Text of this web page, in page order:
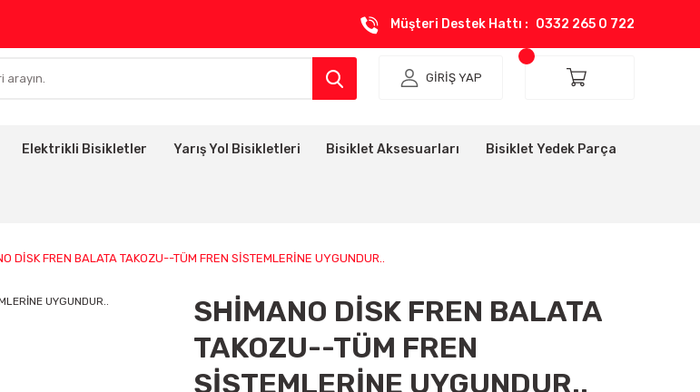
Müşteri Destek Hattı : 0332 265 0 722
GİRİŞ YAP
Elektrikli Bisikletler Yarış Yol Bisikletleri Bisiklet Aksesuarları Bisiklet Yedek Parça
DİSK FREN BALATA TAKOZU--TÜM FREN SİSTEMLERİNE UYGUNDUR..
SHİMANO DİSK FREN BALATA
TAKOZU--TÜM FREN
SİSTEMLERİNE UYGUNDUR..